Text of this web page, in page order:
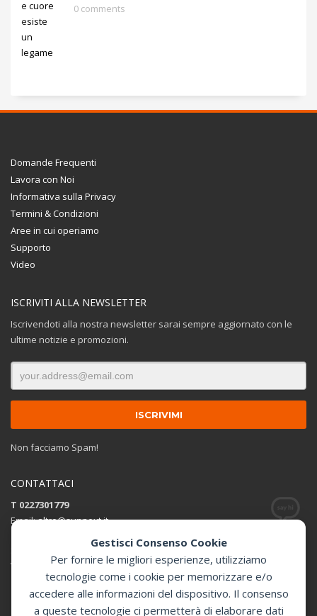
Gestisci Consenso Cookie
Per fornire le migliori esperienze, utilizziamo
tecnologie come i cookie per memorizzare e/o
accedere alle informazioni del dispositivo. Il consenso
a queste tecnologie ci permetterà di elaborare dati
0 comments
Domande Frequenti
Lavora con Noi
Informativa sulla Privacy
Termini & Condizioni
Aree in cui operiamo
Supporto
Video
ISCRIVITI ALLA NEWSLETTER
Iscrivendoti alla nostra newsletter sarai sempre aggiornato con le
ultime notizie e promozioni.
Non facciamo Spam!
CONTATTACI
T 0227301779
Email:altro@sunnext.it
Via Perugino 44 , 20093 Cologno Monzese (MI)
Apri in Google Maps